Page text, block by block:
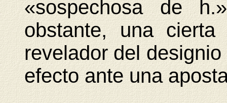
«sospechosa de
obstante, una
revelador del
efecto ante una